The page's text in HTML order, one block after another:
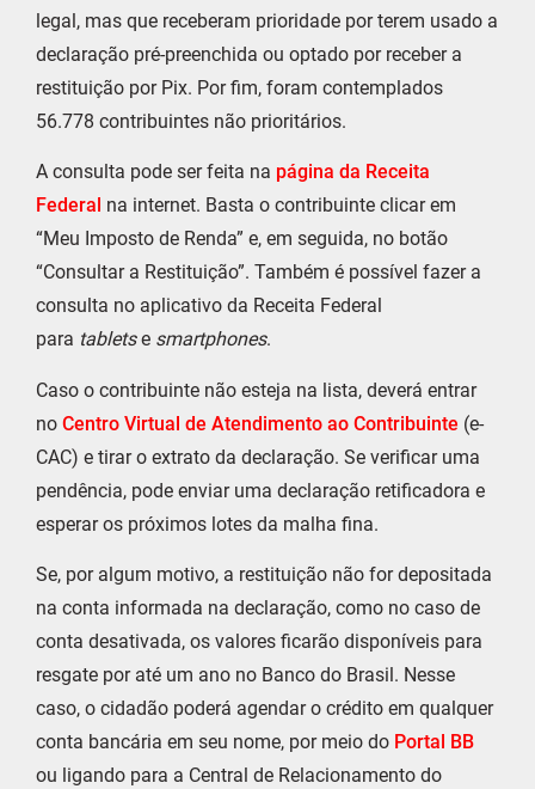
legal, mas que receberam prioridade por terem usado a
declaração pré-preenchida ou optado por receber a
restituição por Pix. Por fim, foram contemplados
56.778 contribuintes não prioritários.
A consulta pode ser feita na página da Receita
Federal na internet. Basta o contribuinte clicar em
“Meu Imposto de Renda” e, em seguida, no botão
“Consultar a Restituição”. Também é possível fazer a
consulta no aplicativo da Receita Federal
para tabletse smartphones.
Caso o contribuinte não esteja na lista, deverá entrar
no Centro Virtual de Atendimento ao Contribuinte (e-
CAC) e tirar o extrato da declaração. Se verificar uma
pendência, pode enviar uma declaração retificadora e
esperar os próximos lotes da malha fina.
Se, por algum motivo, a restituição não for depositada
na conta informada na declaração, como no caso de
conta desativada, os valores ficarão disponíveis para
resgate por até um ano no Banco do Brasil. Nesse
caso, o cidadão poderá agendar o crédito em qualquer
conta bancária em seu nome, por meio do Portal BB
ou ligando para a Central de Relacionamento do